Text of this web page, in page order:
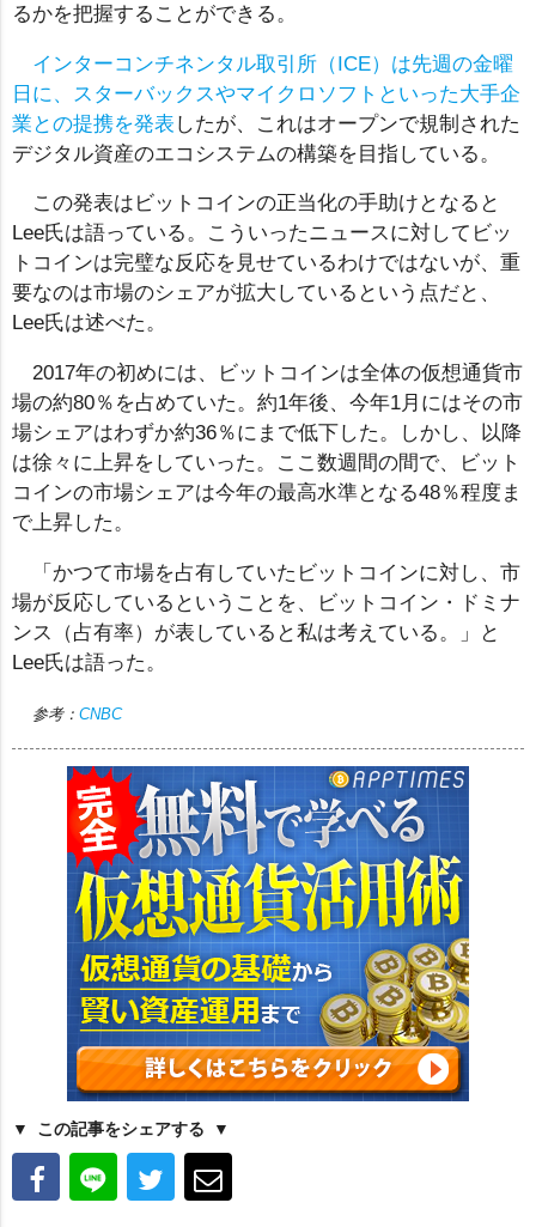
るかを把握することができる。
インターコンチネンタル取引所（ICE）は先週の金曜
日に、スターバックスやマイクロソフトといった大手企
業との提携を発表 したが、これはオープンで規制された
デジタル資産のエコシステムの構築を目指している。
この発表はビットコインの正当化の手助けとなると
Lee氏は語っている。こういったニュースに対してビッ
トコインは完璧な反応を見せているわけではないが、重
要なのは市場のシェアが拡大しているという点だと、
Lee氏は述べた。
2017年の初めには、ビットコインは全体の仮想通貨市
場の約80％を占めていた。約1年後、今年1月にはその市
場シェアはわずか約36％にまで低下した。しかし、以降
は徐々に上昇をしていった。ここ数週間の間で、ビット
コインの市場シェアは今年の最高水準となる48％程度ま
で上昇した。
「かつて市場を占有していたビットコインに対し、市
場が反応しているということを、ビットコイン・ドミナ
ンス（占有率）が表していると私は考えている。」と
Lee氏は語った。
参考： CNBC
この記事をシェアする